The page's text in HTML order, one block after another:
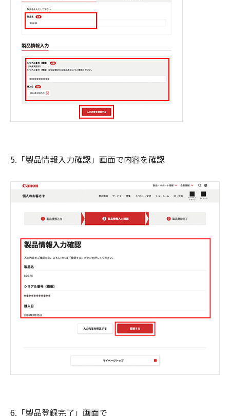
5.「製品情報入力確認」画面で内容を確認
6.「製品登録完了」画面で